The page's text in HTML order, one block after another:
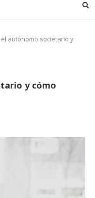
el autónomo societario y
y cómo